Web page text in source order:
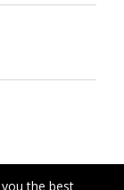
the best